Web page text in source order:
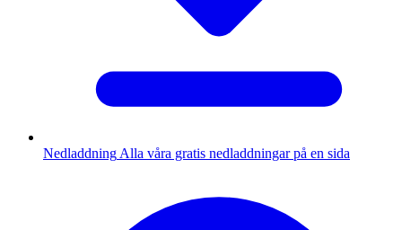
Nedladdning Alla våra gratis nedladdningar på en sida